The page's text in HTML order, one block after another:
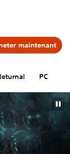
PC
maintenant